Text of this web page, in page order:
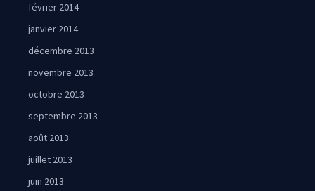
février 2014
janvier 2014
décembre 2013
novembre 2013
octobre 2013
septembre 2013
août 2013
juillet 2013
juin 2013